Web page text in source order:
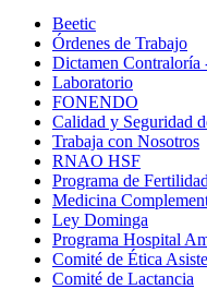
Beetic
Órdenes de Trabajo
Dictamen Contraloría
Laboratorio
FONENDO
Calidad y Seguridad
Trabaja con Nosotros
RNAO HSF
Programa de Fertilidad
Medicina
Ley Dominga
Programa Hospital
Comité de Ética
Comité de Lactancia